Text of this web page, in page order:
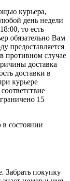
курьера,
день недели
то есть
обязательно Вам
предоставляется
противном случае
доставка
доставки в
курьере
15
в состоянии
Забрать покупку